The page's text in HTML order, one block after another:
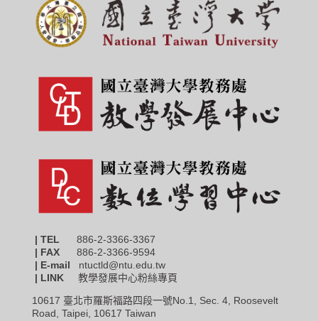
| TEL 886-2-3366-3367
| FAX
886-2-3366-9594
| E-mail ntuctld@ntu.edu.tw
| LINK 教學發展中心粉絲專頁
10617 臺北市羅斯福路四段一號No.1, Sec. 4, Roosevelt
Road, Taipei, 10617 Taiwan